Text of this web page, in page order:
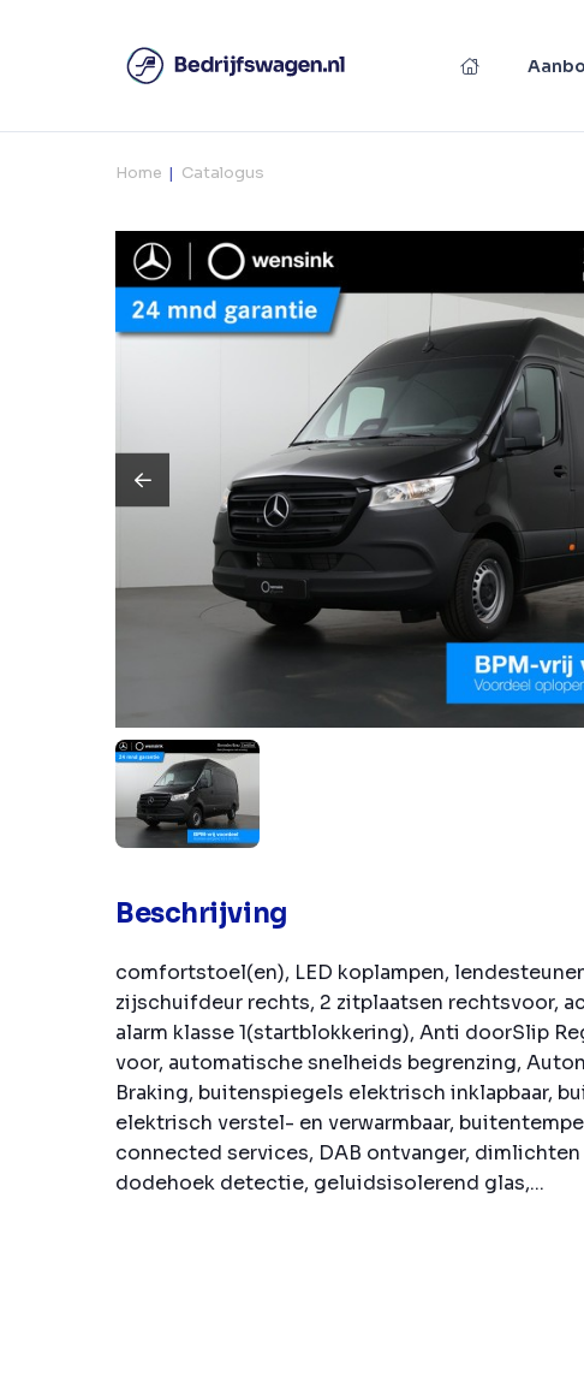
Home Catalogus
Beschrijving
comfortstoel(en), LED koplampen,
zijschuifdeur rechts, 2 zitplaatsen rechtsvoor,
alarm klasse 1(startblokkering), Anti doorSlip
voor, automatische snelheids begrenzing,
Braking, buitenspiegels elektrisch inklapbaar,
elektrisch verstel- en verwarmbaar,
connected services, DAB ontvanger,
dodehoek detectie, geluidsisolerend glas,...